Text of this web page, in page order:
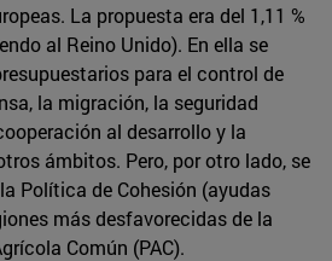
La propuesta era del 1,11 %
al Reino Unido). En ella se
para el control de
la migración, la seguridad
al desarrollo y la
ámbitos. Pero, por otro lado, se
Política de Cohesión (ayudas
más desfavorecidas de la
Común (PAC).